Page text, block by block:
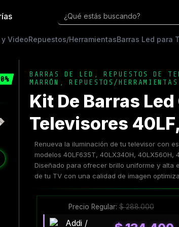
¿Qué estás buscando?
VideoRepuestos/HerramientasBarras Led para
BARRAS DE LED ,REPUESTOS DE
MARRÓN
,REPUESTOS/HERRAMIENTAS
Kit De Barras
Televisores
Renueva la iluminación de tu televisor con
modelos 40LF635T, 40LX340H, 40LX560H,
Diseñado para ofrecer brillo uniforme y alta
de tu TV con una calidad de imagen
Precio Regular:$288.000